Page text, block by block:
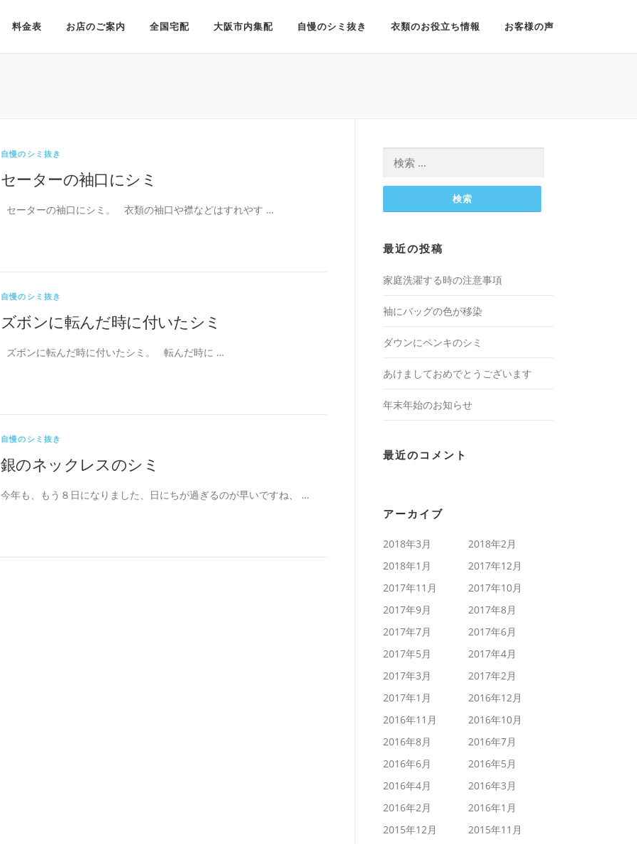
料金表 お店のご案内 全国宅配 大阪市内集配 自慢のシミ抜き 衣類のお役立ち情報 お客様の声
自慢のシミ抜き
セーターの袖口にシミ
セーターの袖口にシミ。 衣類の袖口や襟などはすれやす …
自慢のシミ抜き
ズボンに転んだ時に付いたシミ
ズボンに転んだ時に付いたシミ。 転んだ時に …
自慢のシミ抜き
銀のネックレスのシミ
今年も、もう８日になりました、日にちが過ぎるのが早いですね、 …
最近の投稿
家庭洗濯する時の注意事項
袖にバッグの色が移染
ダウンにペンキのシミ
あけましておめでとうございます
年末年始のお知らせ
最近のコメント
アーカイブ
2018年3月
2018年2月
2018年1月
2017年12月
2017年11月
2017年10月
2017年9月
2017年8月
2017年7月
2017年6月
2017年5月
2017年4月
2017年3月
2017年2月
2017年1月
2016年12月
2016年11月
2016年10月
2016年8月
2016年7月
2016年6月
2016年5月
2016年4月
2016年3月
2016年2月
2016年1月
2015年12月
2015年11月